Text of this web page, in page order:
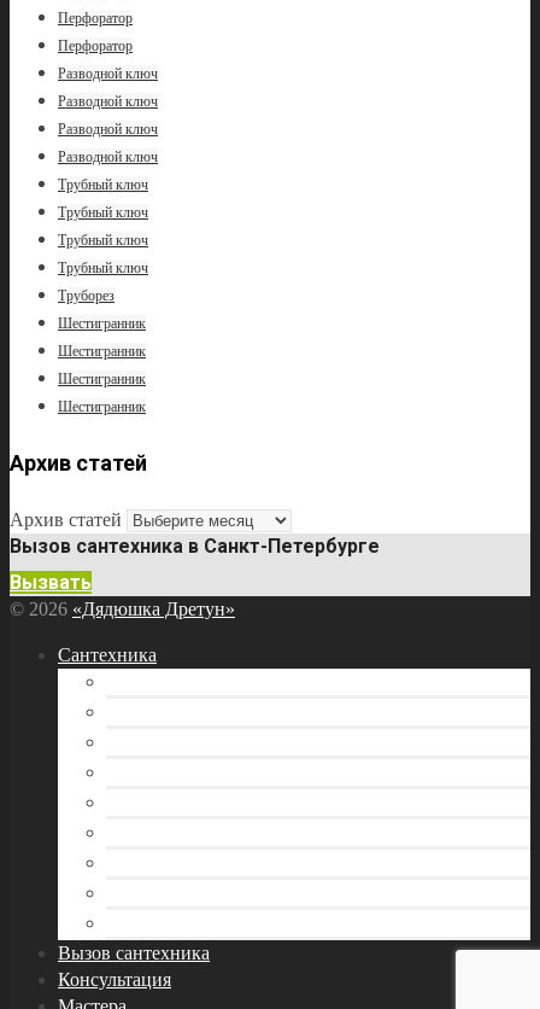
Перфоратор
Перфоратор
Разводной ключ
Разводной ключ
Разводной ключ
Разводной ключ
Трубный ключ
Трубный ключ
Трубный ключ
Трубный ключ
Труборез
Шестигранник
Шестигранник
Шестигранник
Шестигранник
Архив статей
Архив статей
Вызов сантехника в Санкт-Петербурге
Вызвать
© 2026 «Дядюшка Дретун»
Сантехника
Вызов сантехника
Консультация